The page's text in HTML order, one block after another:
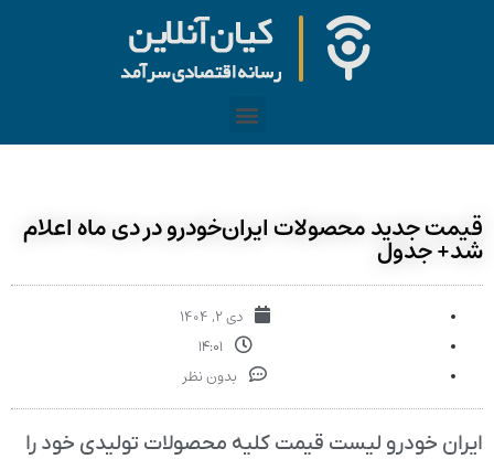
قیمت جدید محصولات ایران‌خودرو در دی ماه اعلام
شد+ جدول
دی ۲, ۱۴۰۴
۱۴:۰۱
بدون نظر
ایران خودرو لیست قیمت کلیه محصولات تولیدی خود را